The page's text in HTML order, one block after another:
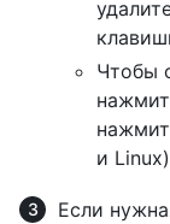
Чтобы
и
Если